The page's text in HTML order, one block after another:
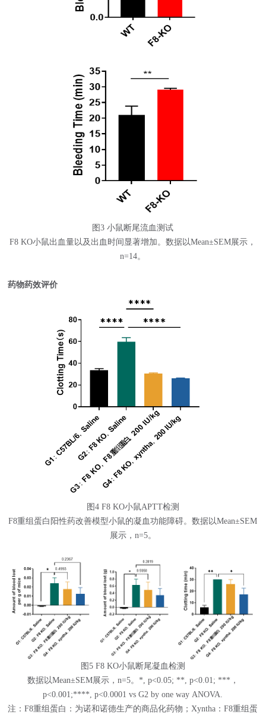
图3 小鼠断尾流血测试
F8 KO小鼠出血量以及出血时间显著增加。数据以Mean±SEM展示，
n=14。
药物药效评价
图4 F8 KO小鼠APTT检测
F8重组蛋白阳性药改善模型小鼠的凝血功能障碍。数据以Mean±SEM
展示，n=5。
图5 F8 KO小鼠断尾凝血检测
数据以Mean±SEM展示，n=5。*, p<0.05; **, p<0.01; ***，
p<0.001;****, p<0.0001 vs G2 by one way ANOVA.
注：F8重组蛋白：为诺和诺德生产的商品化药物；Xyntha：F8重组蛋